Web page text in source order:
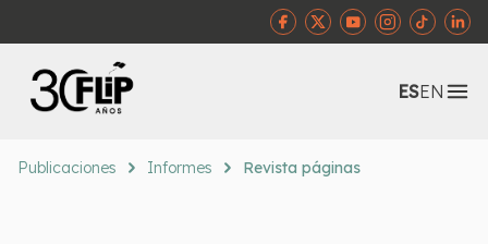
ESEN
Publicaciones Informes Revista páginas